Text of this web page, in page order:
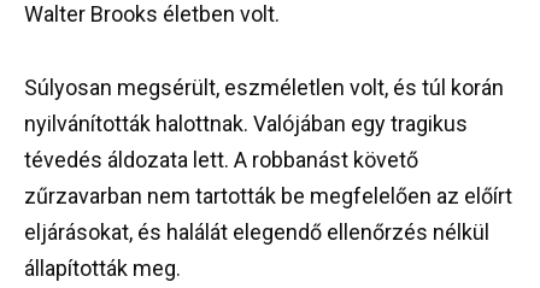
Walter Brooks életben volt.
Súlyosan megsérült, eszméletlen volt, és túl korán
nyilvánították halottnak. Valójában egy tragikus
tévedés áldozata lett. A robbanást követő
zűrzavarban nem tartották be megfelelően az előírt
eljárásokat, és halálát elegendő ellenőrzés nélkül
állapították meg.